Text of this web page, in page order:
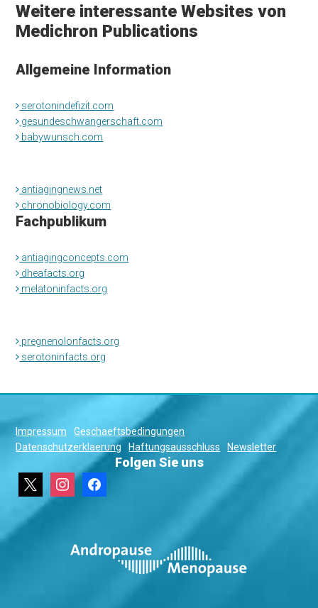
Weitere interessante Websites von
Medichron Publications
Allgemeine Information
serotonindefizit.com
gesundeschwangerschaft.com
babywunsch.com
antiagingnews.net
chronobiology.com
Fachpublikum
antiagingconcepts.com
dheafacts.org
melatoninfacts.org
pregnenolonfacts.org
serotoninfacts.org
Impressum
Geschaeftsbedingungen
Datenschutzerklaerung
Haftungsausschluss Newsletter
Folgen Sie uns
instagramfacebook